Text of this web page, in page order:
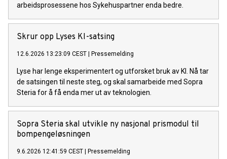
arbeidsprosessene hos Sykehuspartner enda bedre.
Skrur opp Lyses KI-satsing
12.6.2026 13:23:09 CEST | Pressemelding
Lyse har lenge eksperimentert og utforsket bruk av KI. Nå tar
de satsingen til neste steg, og skal samarbeide med Sopra
Steria for å få enda mer ut av teknologien.
Sopra Steria skal utvikle ny nasjonal prismodul til
bompengeløsningen
9.6.2026 12:41:59 CEST | Pressemelding